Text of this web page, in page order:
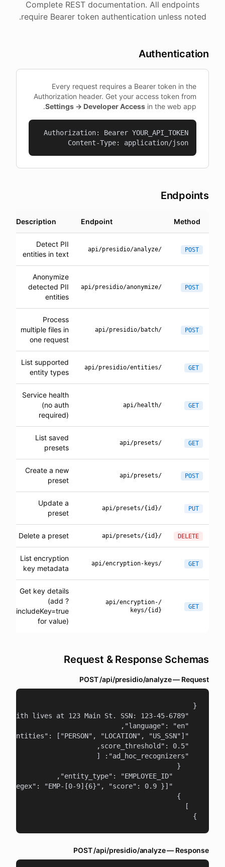
Complete REST documentation. All endpoints
require Bearer token authentication unless noted.
Authentication
Every request requires a Bearer token in the
Authorization header. Get your access token from
Settings → Developer Access in the web app.
Content-Type: application/json
Endpoints
Method
Endpoint
Description
POST
/api/presidio/analyze
Detect PII
entities in text
POST
/api/presidio/anonymize
Anonymize
detected PII
entities
POST
/api/presidio/batch
Process
multiple files in
one request
GET
/api/presidio/entities
List supported
entity types
GET
/api/health
Service health
(no auth
required)
GET
/api/presets
List saved
presets
POST
/api/presets
Create a new
preset
PUT
/api/presets/{id}
Update a
preset
DELETE
/api/presets/{id}
Delete a preset
GET
/api/encryption-keys
List encryption
key metadata
GET
/api/encryption-
keys/{id}
Get key details
(add ?
includeKey=true
for value)
Request & Response Schemas
POST /api/presidio/analyze — Request
}
POST /api/presidio/analyze — Response